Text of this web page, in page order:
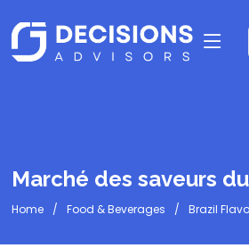
Marché des saveurs
Home Food & Beverages Brazil